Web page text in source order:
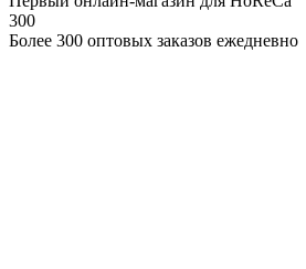
300
Более 300 оптовых заказов ежедневно